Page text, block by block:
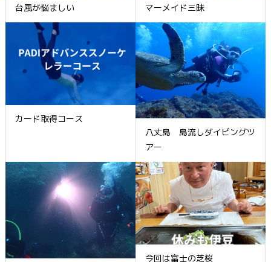
台風が悩ましい マーメイド三昧
カード取得コース
八丈島 島流しダイビングツ
アー
今回は富士の芝桜